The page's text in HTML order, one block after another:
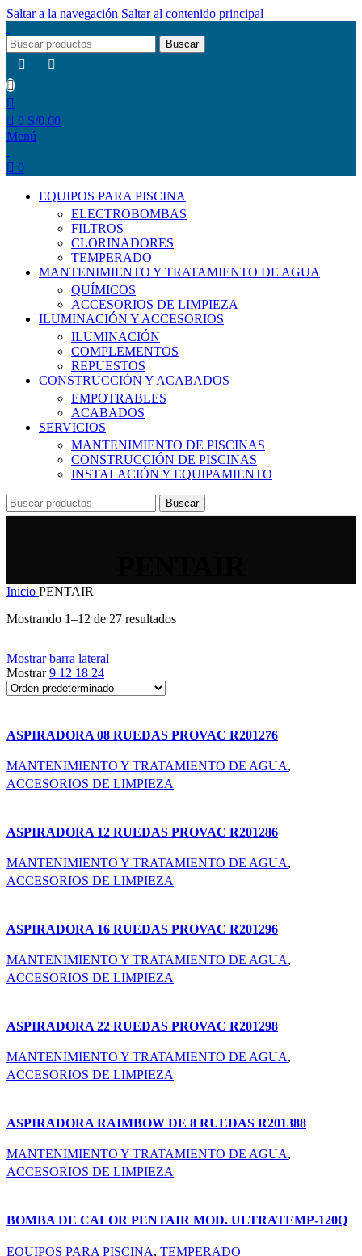
Saltar a la navegación Saltar al contenido principal
Buscar
0 S/0.00
Menú
0
EQUIPOS PARA PISCINA
ELECTROBOMBAS
FILTROS
CLORINADORES
TEMPERADO
MANTENIMIENTO Y TRATAMIENTO DE AGUA
QUÍMICOS
ACCESORIOS DE LIMPIEZA
ILUMINACIÓN Y ACCESORIOS
ILUMINACIÓN
COMPLEMENTOS
REPUESTOS
CONSTRUCCIÓN Y ACABADOS
EMPOTRABLES
ACABADOS
SERVICIOS
MANTENIMIENTO DE PISCINAS
CONSTRUCCIÓN DE PISCINAS
INSTALACIÓN Y EQUIPAMIENTO
Buscar
Inicio PENTAIR
Mostrando 1–12 de 27 resultados
Mostrar barra lateral
Mostrar9 12 18 24
ASPIRADORA 08 RUEDAS PROVAC R201276
MANTENIMIENTO Y TRATAMIENTO DE AGUA,
ACCESORIOS DE LIMPIEZA
ASPIRADORA 12 RUEDAS PROVAC R201286
MANTENIMIENTO Y TRATAMIENTO DE AGUA,
ACCESORIOS DE LIMPIEZA
ASPIRADORA 16 RUEDAS PROVAC R201296
MANTENIMIENTO Y TRATAMIENTO DE AGUA,
ACCESORIOS DE LIMPIEZA
ASPIRADORA 22 RUEDAS PROVAC R201298
MANTENIMIENTO Y TRATAMIENTO DE AGUA,
ACCESORIOS DE LIMPIEZA
ASPIRADORA RAIMBOW DE 8 RUEDAS R201388
MANTENIMIENTO Y TRATAMIENTO DE AGUA,
ACCESORIOS DE LIMPIEZA
BOMBA DE CALOR PENTAIR MOD. ULTRATEMP-120Q
EQUIPOS PARA PISCINA, TEMPERADO